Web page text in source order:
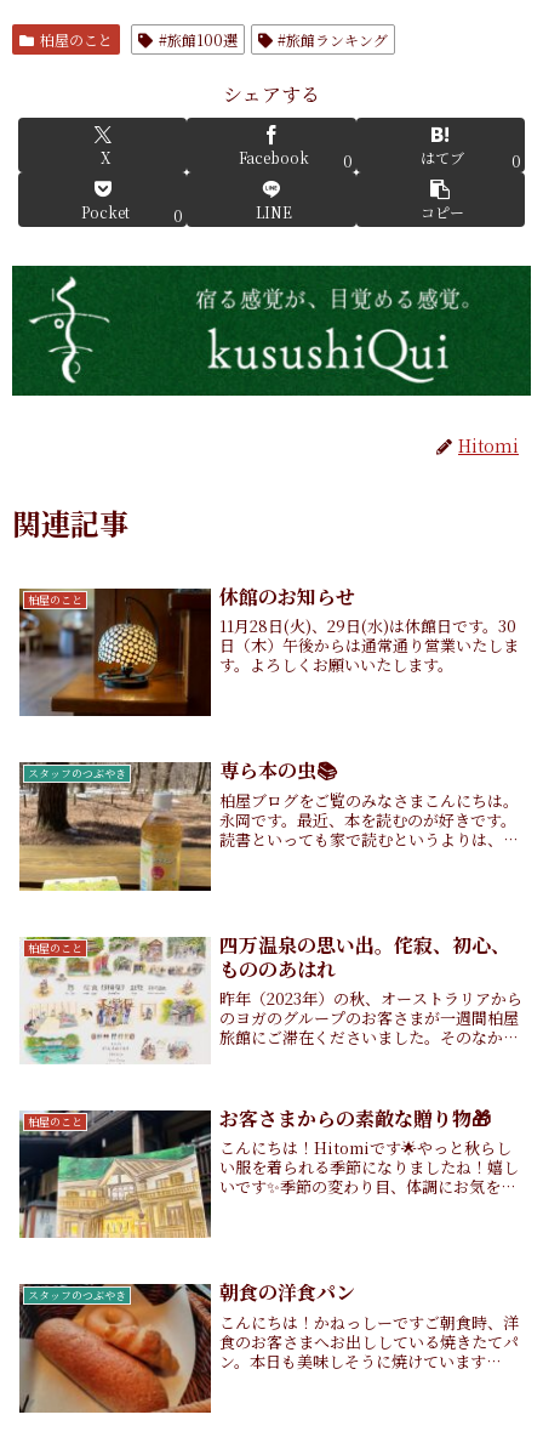
柏屋のこと #旅館100選 #旅館ランキング
シェアする
X Facebook 0 はてブ 0
Pocket 0 LINE コピー
Hitomi
関連記事
柏屋のこと 休館のお知らせ
11月28日(火)、29日(水)は休館日です。30
日（木）午後からは通常通り営業いたしま
す。よろしくお願いいたします。
スタッフのつぶやき 専ら本の虫📚
柏屋ブログをご覧のみなさまこんにちは。
永岡です。最近、本を読むのが好きです。
読書といっても家で読むというよりは、自
柏屋のこと
四万温泉の思い出。侘寂、初心、
もののあはれ
昨年（2023年）の秋、オーストラリアから
のヨガのグループのお客さまが一週間柏屋
旅館にご滞在くださいました。そのなかの
四...
柏屋のこと お客さまからの素敵な贈り物🎁
こんにちは！Hitomiです🌟やっと秋らし
い服を着られる季節になりましたね！嬉し
いです✨季節の変わり目、体調にお気をつ
スタッフのつぶやき 朝食の洋食パン
こんにちは！かねっしーですご朝食時、洋
食のお客さまへお出ししている焼きたてパ
ン。本日も美味しそうに焼けています